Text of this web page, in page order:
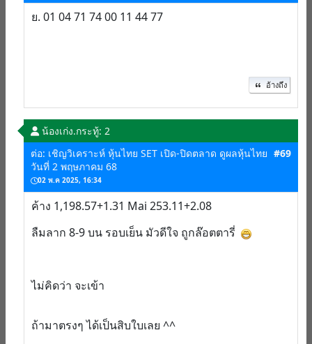
ย. 01 04 71 74 00 11 44 77
อ้างถึง
น้องเก่ง.กระทู้: 2
ต่อ: เชิญวิเคราะห์ หุ้นไทย SET เปิด-ปิดตลาด ดูผลหุ้นไทย
วันที่ 2 พฤษภาคม 68
02 พ.ค 2025, 16:34
#69
ค้าง 1,198.57+1.31 Mai 253.11+2.08
ลืมลาก 8-9 บน รอบเย็น มัวดีใจ ถูกล๊อตตารี่
ไม่คิดว่า จะเข้า
ถ้ามาตรงๆ ได้เป็นสิบใบเลย ^^